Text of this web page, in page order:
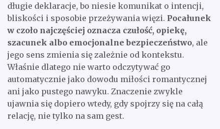
długie deklaracje, bo niesie komunikat o intencji,
bliskości i sposobie przeżywania więzi. Pocałunek
w czoło najczęściej oznacza czułość, opiekę,
szacunek albo emocjonalne bezpieczeństwo, ale
jego sens zmienia się zależnie od kontekstu.
Właśnie dlatego nie warto odczytywać go
automatycznie jako dowodu miłości romantycznej
ani jako pustego nawyku. Znaczenie zwykle
ujawnia się dopiero wtedy, gdy spojrzy się na całą
relację, nie tylko na sam gest.